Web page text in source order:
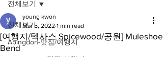
전체보기
Abingdon-맛집/여행지
전체보기
[여행지/텍사스 Spicewood/공원] Muleshoe
Bend
young kwon
Mar 5, 2022 1 min read